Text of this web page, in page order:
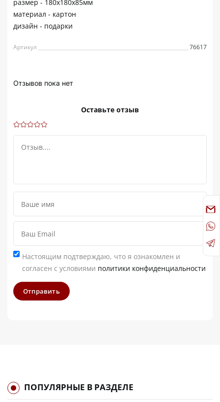
размер - 180х180х85мм
материал - картон
дизайн - подарки
Артикул 76617
Отзывов пока нет
Оставьте отзыв
Настоящим подтверждаю, что я ознакомлен и
согласен с условиями политики конфиденциальности
Отправить
ПОПУЛЯРНЫЕ В РАЗДЕЛЕ